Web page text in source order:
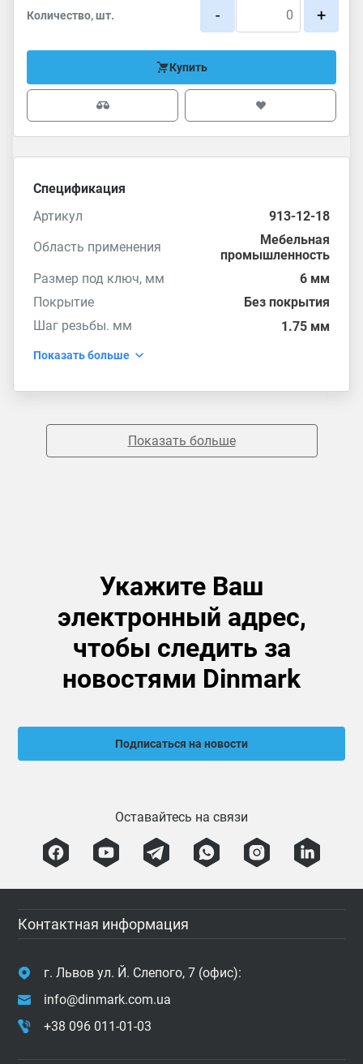
Количество, шт. - +
Купить
Спецификация
Артикул
913-12-18
Область применения
Мебельная
промышленность
Размер под ключ, мм
6 мм
Покрытие
Без покрытия
Шаг резьбы. мм
1.75 мм
Показать больше
Показать больше
Укажите Ваш
электронный адрес,
чтобы следить за
новостями Dinmark
Подписаться на новости
Оставайтесь на связи
Контактная информация
г. Львов ул. Й. Слепого, 7 (офис):
info@dinmark.com.ua
+38 096 011-01-03